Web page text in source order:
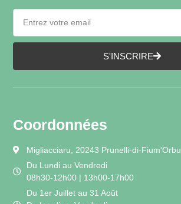
S'INSCRIRE
Coordonnées
Migliacciaru, 20243 Prunelli-di-Fium'Orbu
Du Lundi au Vendredi
08h30-12h00 | 13h00-17h00
Du 1er Juillet au 31 Août